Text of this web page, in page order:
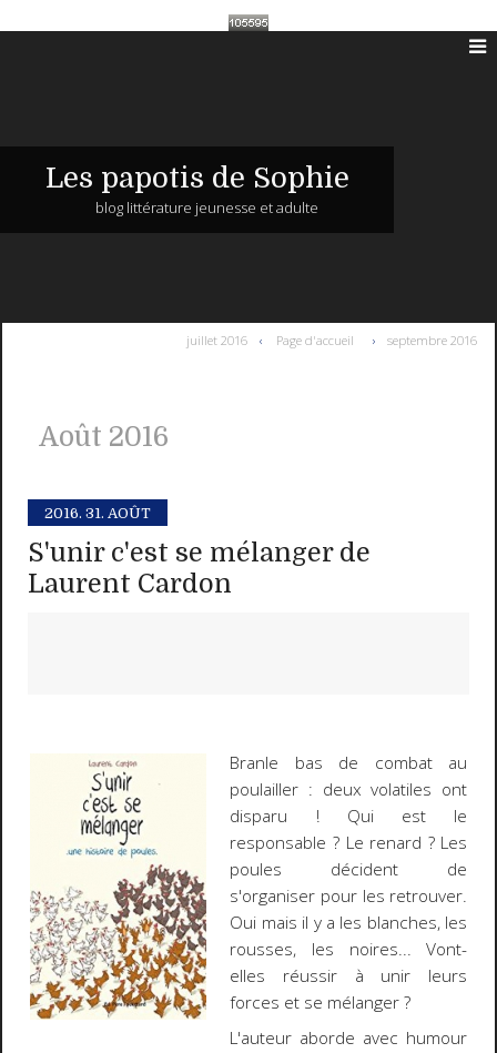
Les papotis de Sophie
blog littérature jeunesse et adulte
juillet 2016 Page d'accueil septembre 2016
Août 2016
2016. 31. AOÛT
S'unir c'est se mélanger de
Laurent Cardon
Branle bas de combat au
poulailler : deux volatiles ont
disparu ! Qui est le
responsable ? Le renard ? Les
poules décident de
s'organiser pour les retrouver.
Oui mais il y a les blanches, les
rousses, les noires... Vont-
elles réussir à unir leurs
forces et se mélanger ?
L'auteur aborde avec humour